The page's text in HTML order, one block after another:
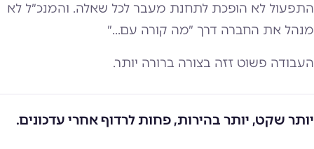
התפעול לא הופכת לתחנת מעבר לכל שאלה. והמנכ״ל לא
מנהל את החברה דרך ״מה קורה עם...״
העבודה פשוט זזה בצורה ברורה יותר.
יותר שקט, יותר בהירות, פחות לרדוף אחרי עדכונים.